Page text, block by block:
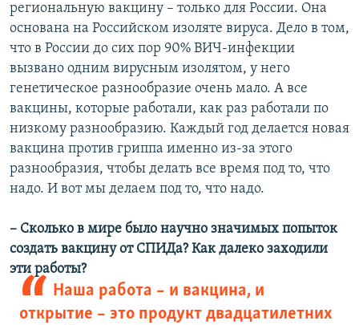
региональную вакцину – только для России. Она
основана на Российском изоляте вируса. Дело в том,
что в России до сих пор 90% ВИЧ-инфекции
вызвано одним вирусным изолятом, у него
генетическое разнообразие очень мало. А все
вакцины, которые работали, как раз работали по
низкому разнообразию. Каждый год делается новая
вакцина против гриппа именно из-за этого
разнообразия, чтобы делать все время под то, что
надо. И вот мы делаем под то, что надо.
– Сколько в мире было научно значимых попыток
создать вакцину от СПИДа? Как далеко заходили
эти работы?
Наша работа – и вакцина, и
открытие – это продукт двадцатилетних